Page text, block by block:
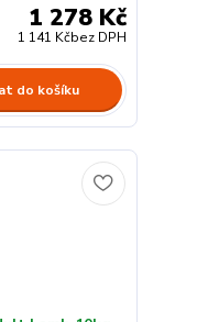
1 278 Kč
1 141 Kčbez DPH
do košíku